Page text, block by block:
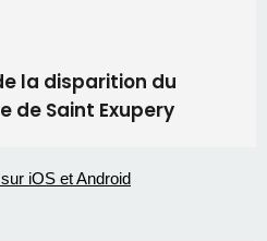
la disparition du
de Saint Exupery